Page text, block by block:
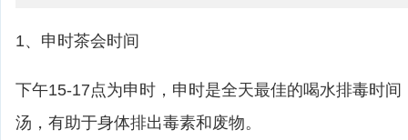
1、申时茶会时间
下午15-17点为申时，申时是全天最佳的喝水排毒时
汤，有助于身体排出毒素和废物。